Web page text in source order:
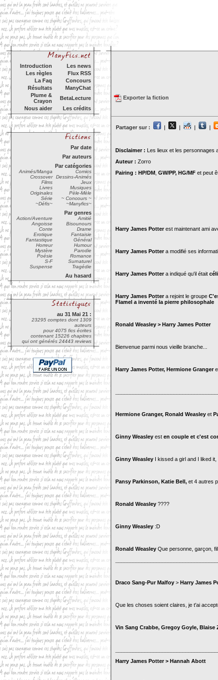
Introduction
Les news
Les règles
Flux RSS
La Faq
Concours
Résultats
ManyChat
Plume &
Crayon
BetaLecture
Nous aider
Les crédits
Par date
Par auteurs
Par catégories
Animés/Manga
Comics
Crossover
Dessins-Animés
Films
Jeux
Livres
Musiques
Originales
Pèle-Mèle
Série
~ Concours ~
~Défis~
~Manyfics~
Par genres
Action/Aventure
Amitié
Angoisse
Bisounours
Conte
Drame
Erotique
Fantaisie
Fantastique
Général
Horreur
Humour
Mystère
Parodie
Poésie
Romance
S-F
Surnaturel
Suspense
Tragédie
Au hasard
au 31 Mai 21 :
23295 comptes dont 1309
auteurs
pour 4075 fics écrites
contenant 15226 chapitres
qui ont générés 24443 reviews
Exporter la fiction
Partager sur : | | | |
Disclaimer : Les lieux et les personnages
Auteur : Zorro
Pairing : HP/DM GW/PP, HG/MF et peut
Harry James Potterest maintenant ami
Harry James Pottera modifié ses
Harry James Pottera indiqué qu'il était
Harry James Potter a rejoint le groupe
Flamel a inventé la pierre philosophale
Ronald Weasley > Harry James Potter
Bienvenue parmi nous vieille branche...
Harry James Potter, Hermione Granger
Hermione Granger, Ronald Weasley et
Ginny Weasley est en couple et c'est
Ginny Weasley I kissed a girl and I liked
Pansy Parkinson, Katie Bell, et 4 autres
Ronald Weasley ????
Ginny Weasley :D
Ronald Weasley Que personne, garçon,
Draco Sang-Pur Malfoy > Harry James
Que les choses soient claires, je t'ai
Vin Sang Crabbe, Gregoy Goyle, Blaise
Harry James Potter > Hannah Abott